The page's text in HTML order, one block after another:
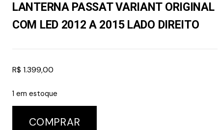
LANTERNA PASSAT VARIANT ORIGINAL
COM LED 2012 A 2015 LADO DIREITO
R$ 1.399,00
1 em estoque
COMPRAR